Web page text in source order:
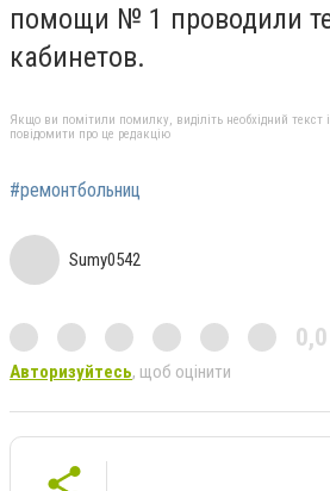
помощи № 1 проводили
кабинетов.
Якщо ви помітили помилку, виділіть необхідний текст
повідомити про це редакцію
#ремонтбольниц
Sumy0542
0,0
Авторизуйтесь, щоб оцінити